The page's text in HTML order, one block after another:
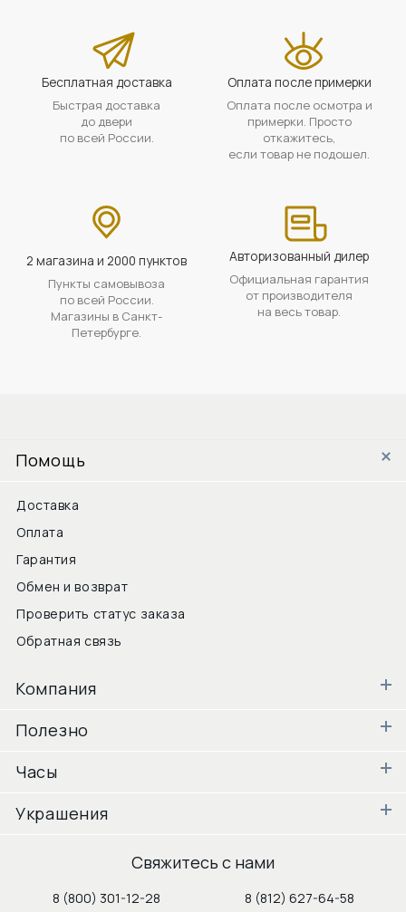
Бесплатная доставка
Быстрая доставка
до двери
по всей России.
Оплата после примерки
Оплата после осмотра и
примерки. Просто
откажитесь,
если товар не подошел.
2 магазина и 2000 пунктов
Пункты самовывоза
по всей России.
Магазины в Санкт-
Петербурге.
Авторизованный дилер
Официальная гарантия
от производителя
на весь товар.
Помощь
Доставка
Оплата
Гарантия
Обмен и возврат
Проверить статус заказа
Обратная связь
Компания
Полезно
Часы
Украшения
Свяжитесь с нами
8 (800) 301-12-28 8 (812) 627-64-58